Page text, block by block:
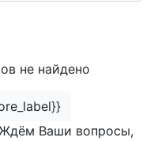
не найдено
Ваши вопросы,